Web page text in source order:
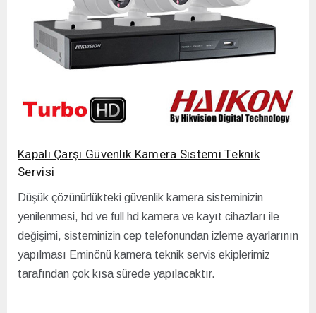
Kapalı Çarşı Güvenlik Kamera Sistemi Teknik
Servisi
Düşük çözünürlükteki güvenlik kamera sisteminizin
yenilenmesi, hd ve full hd kamera ve kayıt cihazları ile
değişimi, sisteminizin cep telefonundan izleme ayarlarının
yapılması Eminönü kamera teknik servis ekiplerimiz
tarafından çok kısa sürede yapılacaktır.